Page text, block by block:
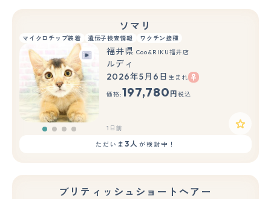
ソマリ
マイクロチップ装着 遺伝子検査情報 ワクチン接種
福井県 Coo&RIKU福井店
ルディ
2026年5月6日 生まれ
価格:197,780 円 税込
1日前
ただいま3人 が検討中！
ブリティッシュショートヘアー